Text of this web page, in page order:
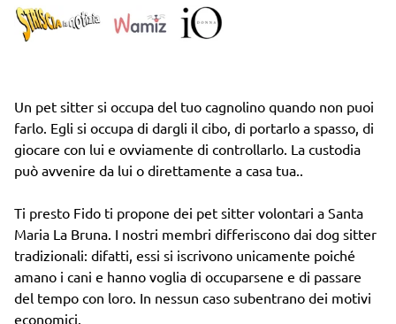
Un pet sitter si occupa del tuo cagnolino quando non puoi
farlo. Egli si occupa di dargli il cibo, di portarlo a spasso, di
giocare con lui e ovviamente di controllarlo. La custodia
può avvenire da lui o direttamente a casa tua..
Ti presto Fido ti propone dei pet sitter volontari a Santa
Maria La Bruna. I nostri membri differiscono dai dog sitter
tradizionali: difatti, essi si iscrivono unicamente poiché
amano i cani e hanno voglia di occuparsene e di passare
del tempo con loro. In nessun caso subentrano dei motivi
economici.